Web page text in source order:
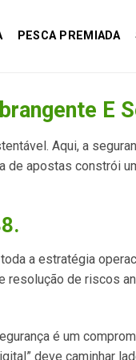
PESCA PREMIADA
E
Aqui, a
de apostas constrói
a estratégia
resolução de riscos
é um
deve caminhar